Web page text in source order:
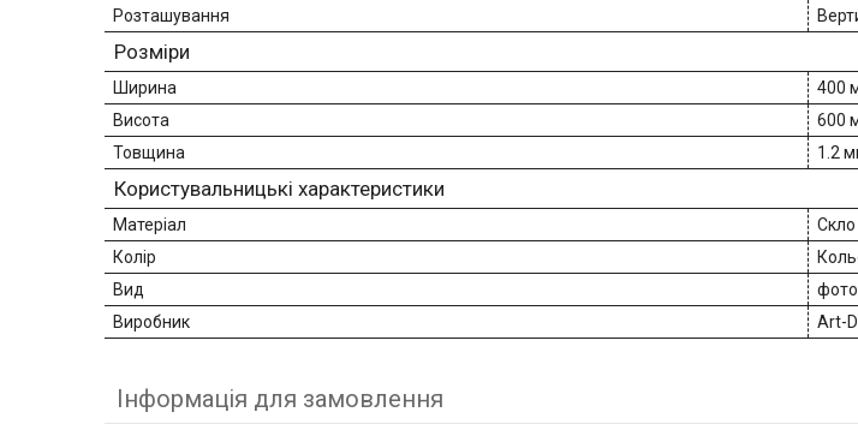
Розташування
Розміри
Ширина
400
Висота
600
Товщина
1.2
Користувальницькі характеристики
Матеріал
Скло
Колір
Вид
Виробник
Art-
Інформація для замовлення